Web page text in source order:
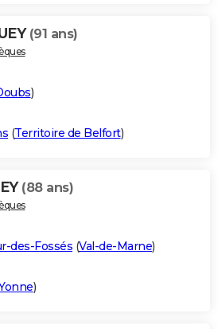
(91 ans)
)
(Territoire de Belfort)
(88 ans)
des-Fossés (Val-de-Marne)
)